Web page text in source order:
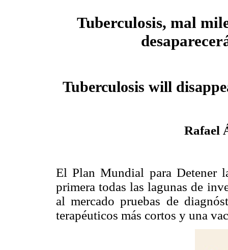
Tuberculosis, mal
Tuberculosis will
Rafael
El Plan Mundial para Detener
primera todas las lagunas de
al mercado pruebas de
terapéuticos más cortos y una